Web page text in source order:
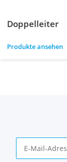
Doppelleiter
Produkte ansehen